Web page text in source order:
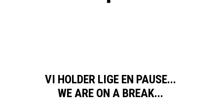
VI HOLDER LIGE EN PAUSE...
WE ARE ON A BREAK...